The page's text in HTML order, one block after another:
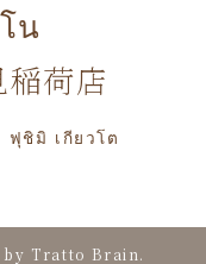
น
荷店
ชิมิ เกียวโต
Tratto Brain.